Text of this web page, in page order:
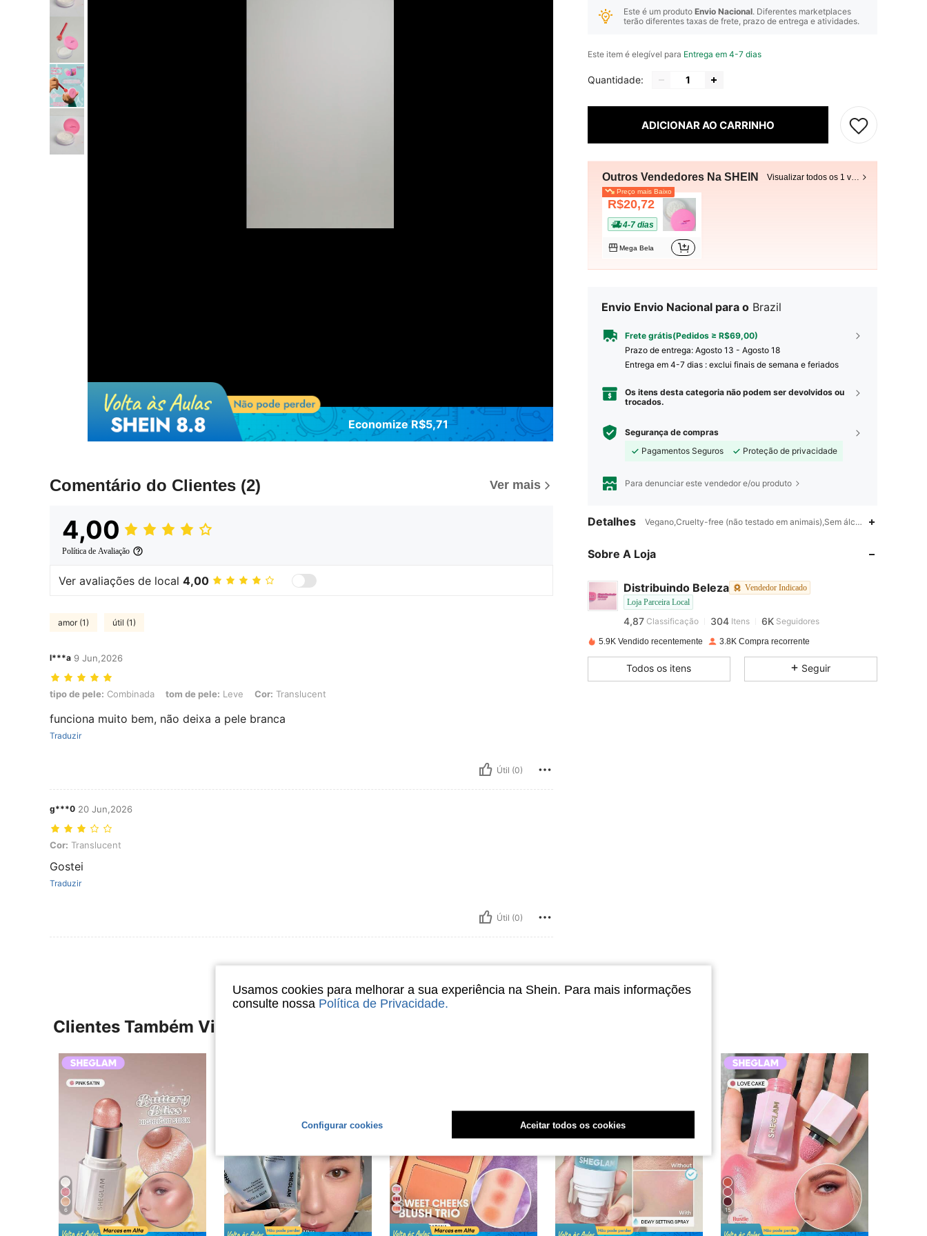
Economize R$5,71
Comentário do Clientes (2) Ver mais
4,00
Política de Avaliação
Ver avaliações de local 4,00
amor (1) útil (1)
l***a 9 Jun,2026
tipo de pele: Combinada, tom de pele: Leve, Cor: Translucent
tipo de pele: Combinada tom de pele: Leve Cor: Translucent
funciona muito bem, não deixa a pele branca
Traduzir
Útil (0)
g***0 20 Jun,2026
Cor: Translucent
Cor: Translucent
Gostei
Traduzir
Útil (0)
Este é um produto Envio Nacional. Diferentes marketplaces
terão diferentes taxas de frete, prazo de entrega e atividades.
Este item é elegível para Entrega em 4-7 dias
Quantidade:
ADICIONAR AO CARRINHO
Outros Vendedores Na SHEIN Visualizar todos os 1 vendedores
Preço mais Baixo
R$20,72
4-7 dias
Mega Bela
Envio Envio Nacional para o Brazil
Frete grátis(Pedidos ≥ R$69,00)
Prazo de entrega: Agosto 13 - Agosto 18
Entrega em 4-7 dias : exclui finais de semana e feriados
Os itens desta categoria não podem ser devolvidos ou
trocados.
Segurança de compras
Pagamentos Seguros
Proteção de privacidade
Para denunciar este vendedor e/ou produto
Detalhes Vegano,Cruelty-free (não testado em animais),Sem álcool,Sem
Sobre A Loja
Distribuindo Beleza
Vendedor Indicado
Loja Parceira Local
6K
4,87 Classificação 304 Itens 6K Seguidores
4,87
5.9K Vendido recentemente 3.8K Compra recorrente
Todos os itens Seguir
Clientes Também Visitaram
6 15
Usamos cookies para melhorar a sua experiência na Shein. Para mais informações
consulte nossa Política de Privacidade.
Configurar cookies Aceitar todos os cookies